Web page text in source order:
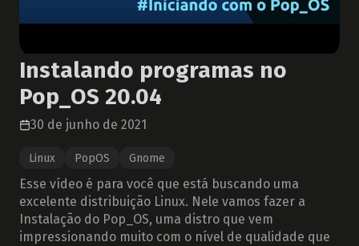
Instalando programas no
Pop_OS 20.04
30 de junho de 2021
Linux PopOS Gnome
Esse vídeo é para você que está buscando uma
excelente distribuição Linux. Nele vamos fazer a
Instalação do Pop_OS, uma distro que vem
impressionando muito com o nível de qualidade que